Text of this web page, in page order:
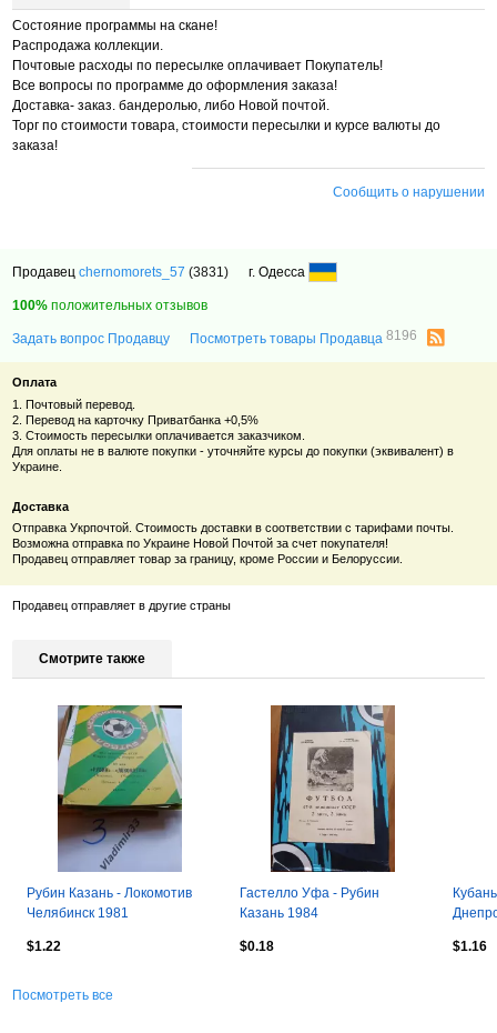
Состояние программы на скане!
Распродажа коллекции.
Почтовые расходы по пересылке оплачивает Покупатель!
Все вопросы по программе до оформления заказа!
Доставка- заказ. бандеролью, либо Новой почтой.
Торг по стоимости товара, стоимости пересылки и курсе валюты до
заказа!
Сообщить о нарушении
Продавецchernomorets_57 (3831) г. Одесса
100% положительных отзывов
Задать вопрос Продавцу Посмотреть товары Продавца8196
Оплата
1. Почтовый перевод.
2. Перевод на карточку Приватбанка +0,5%
3. Стоимость пересылки оплачивается заказчиком.
Для оплаты не в валюте покупки - уточняйте курсы до покупки (эквивалент) в
Украине.
Доставка
Отправка Укрпочтой. Стоимость доставки в соответствии с тарифами почты.
Возможна отправка по Украине Новой Почтой за счет покупателя!
Продавец отправляет товар за границу, кроме России и Белоруссии.
Продавец отправляет в другие страны
Смотрите также
Рубин Казань - Локомотив
Челябинск 1981
$1.22
Гастелло Уфа - Рубин
Казань 1984
$0.18 $1.16
Посмотреть все